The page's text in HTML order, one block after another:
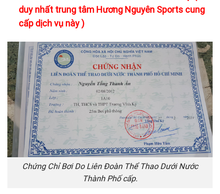
duy nhất trung tâm Hương Nguyên Sports cung
cấp dịch vụ này )
Chứng Chỉ Bơi Do Liên Đoàn Thể Thao Dưới Nước
Thành Phố cấp.